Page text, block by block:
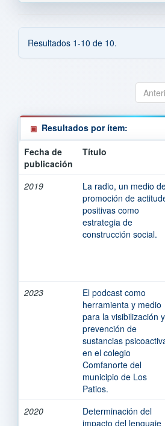
Resultados 1-10 de 10.
Resultados por ítem:
Fecha de
publicación
Título
2019
La radio, un medio
promoción de
positivas como
estrategia de
construcción social.
2023
El podcast como
herramienta y medio
para la visibilización y
prevención de
sustancias
en el colegio
Comfanorte del
municipio de Los
Patios.
2020
Determinación del
impacto del lenguaje